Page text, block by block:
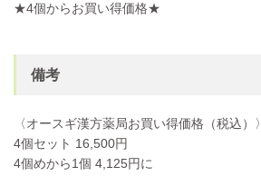
★4個からお買い得価格★
備考
〈オースギ漢方薬局お買い得価格（税込）〉
4個セット 16,500円
4個めから1個 4,125円に